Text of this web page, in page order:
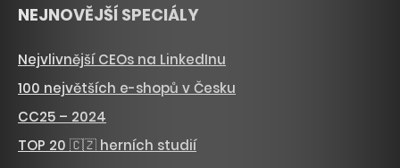
NEJNOVĚJŠÍ SPECIÁLY
Nejvlivnější CEOs na LinkedInu
100 největších e-shopů v Česku
CC25 – 2024
TOP 20 🇨🇿 herních studií